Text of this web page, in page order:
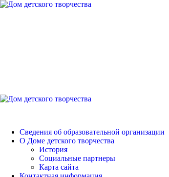
Перейти
Основное
Сведения об образовательной организации
О Доме детского творчества
История
Социальные партнеры
Карта сайта